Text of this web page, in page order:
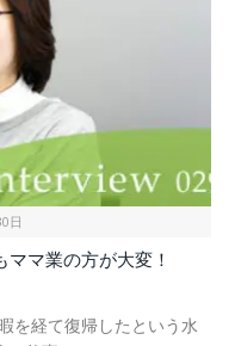
日
マ業の方が大変！
を経て復帰したという水